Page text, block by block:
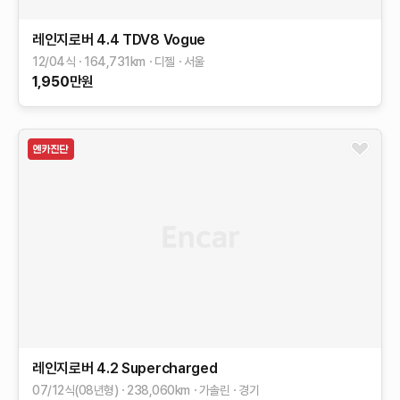
레인지로버 4.4 TDV8 Vogue
12/04식 164,731 km 디젤 서울
1,950만원
레인지로버 4.2 Supercharged
07/12식(08년형) 238,060km 가솔린 경기